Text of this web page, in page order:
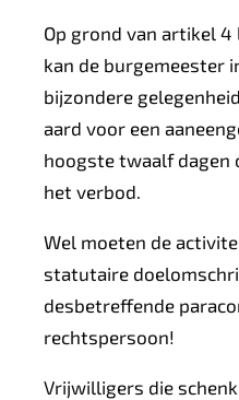
Op grond van artikel
kan de burgemeester
bijzondere gelegenheid
aard voor een
hoogste twaalf dagen
het verbod.
Wel moeten de
statutaire
desbetreffende
rechtspersoon!
Vrijwilligers die